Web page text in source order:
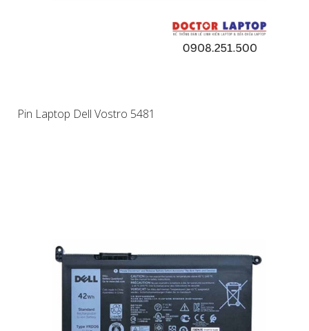
Pin Laptop Dell Vostro 5481